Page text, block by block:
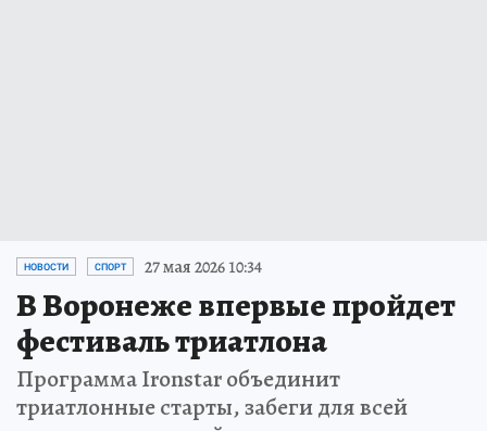
НОВОСТИ СПОРТ 27 мая 2026 10:34
В Воронеже впервые пройдет
фестиваль триатлона
Программа Ironstar объединит
триатлонные старты, забеги для всей